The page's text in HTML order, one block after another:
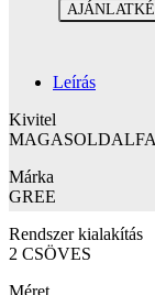
Leírás
Kivitel
Márka
GREE
Rendszer kialakítás
2 CSÖVES